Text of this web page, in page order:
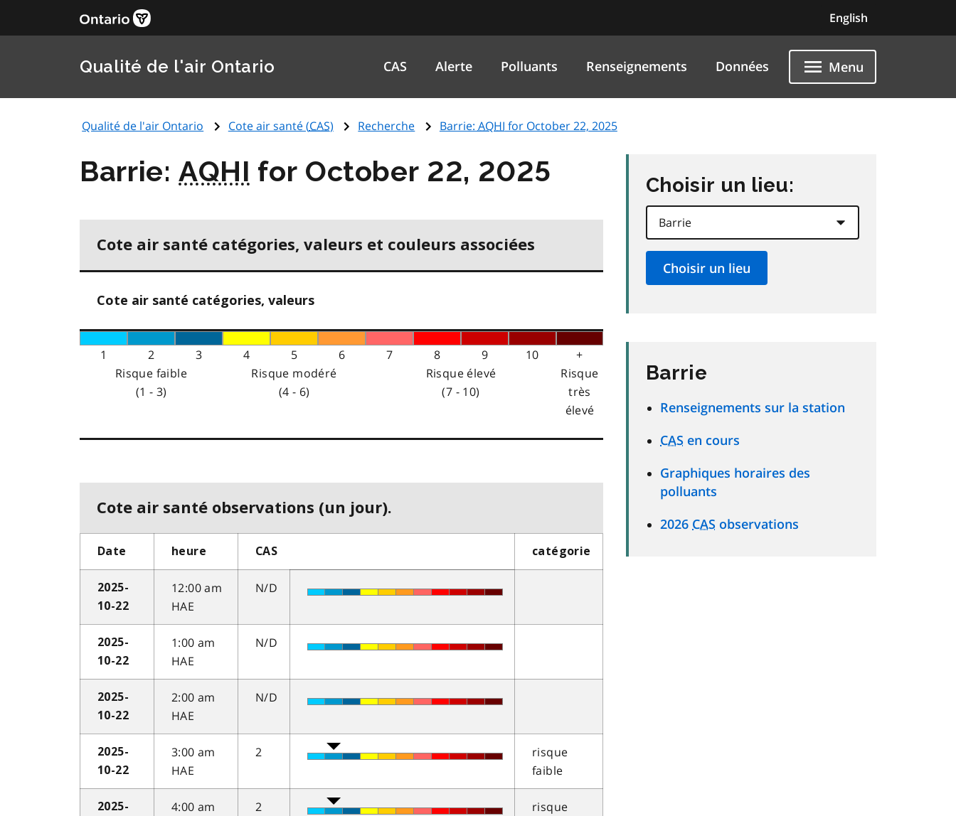
English
Qualité de l'air Ontario CAS Alerte Polluants Renseignements Données Menu
Qualité de l'air Ontario Cote air santé (CAS) Recherche Barrie: AQHI for October 22, 2025
Barrie:AQHI for October 22, 2025
Cote air santé catégories, valeurs et couleurs associées
Cote air santé catégories, valeurs
1 2 3 4 5 6 7 8 9 10
+
Risque faible
(1 - 3)
Risque modéré
(4 - 6)
Risque élevé
(7 - 10)
Risque
très
élevé
Cote air santé observations (un jour).
Date heure CAS catégorie
2025-
10-22
12:00 am
HAE
N/D
2025-
10-22
1:00 am
HAE
N/D
2025-
10-22
2:00 am
HAE
N/D
2025-
10-22
3:00 am
HAE
2
risque
faible
2025-
4:00 am
2
risque
Choisir un lieu:
Barrie
Renseignements sur la station
CAS en cours
Graphiques horaires des
polluants
2026 CAS observations